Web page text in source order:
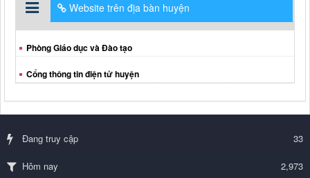
Website trên địa bàn huyện
Phòng Giáo dục và Đào tạo
Cổng thông tin điện tử huyện
Đang truy cập 33
Hôm nay
2,973